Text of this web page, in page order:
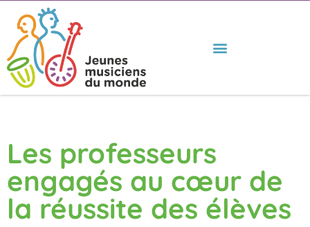
Les professeurs
engagés au cœur de
la réussite des élèves